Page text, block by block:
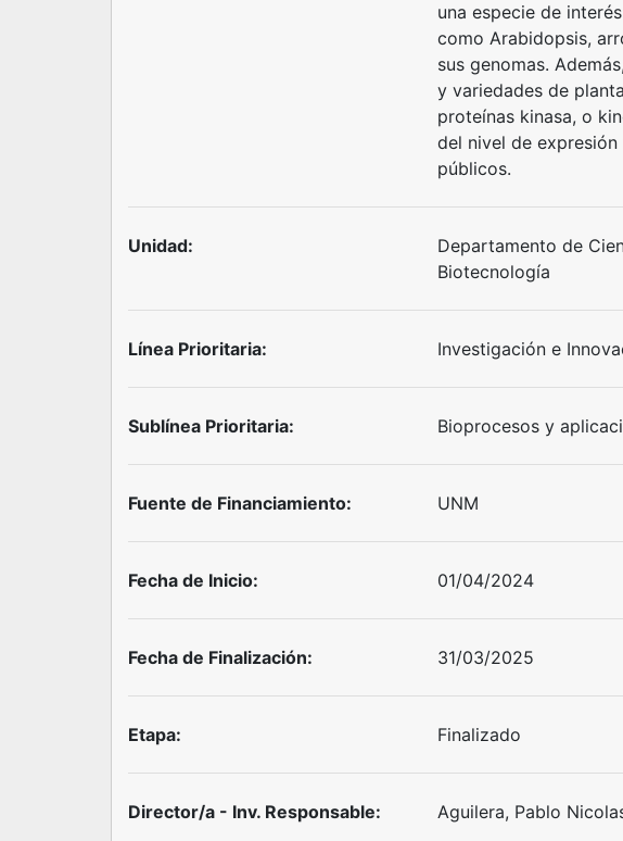
una especie de
como Arabidopsis,
sus genomas.
y variedades de
proteínas kinasa, o
del nivel de
públicos.
Unidad:
Departamento de
Biotecnología
Línea Prioritaria: Investigación e
Sublínea Prioritaria: Bioprocesos y
Fuente de Financiamiento: UNM
Fecha de Inicio: 01/04/2024
Fecha de Finalización: 31/03/2025
Etapa: Finalizado
Director/a - Inv. Responsable: Aguilera, Pablo